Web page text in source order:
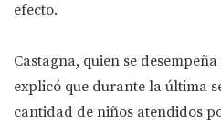
efecto.
Castagna, quien se
explicó que durante la última
cantidad de niños atendidos